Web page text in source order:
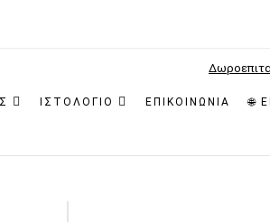
ΙΣΤΟΛΟΓΙΟ ΕΠΙΚΟΙΝΩΝΙΑ 🌐